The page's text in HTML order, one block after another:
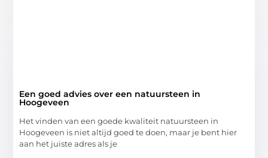
Een goed advies over een natuursteen in
Hoogeveen
Het vinden van een goede kwaliteit natuursteen in
Hoogeveen is niet altijd goed te doen, maar je bent hier
aan het juiste adres als je